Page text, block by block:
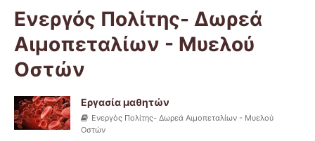
Ενεργός Πολίτης- Δωρεά
Αιμοπεταλίων - Μυελού
Οστών
Εργασία μαθητών
Ενεργός Πολίτης- Δωρεά Αιμοπεταλίων - Μυελού
Οστών